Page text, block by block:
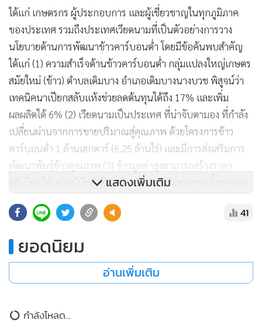
กุลาร้องไห้ ข้าวสังข์หยดพัทลุง) และข้าวพันธุ์พื้นเมือง/ข้าวดอย
ที่มีรสชาติเอกลักษณ์และความหลากหลายทางชีวภาพ
​3. กลุ่มข้าวสุขภาพ รองรับเทรนด์สังคมผู้สูงอายุและคนรัก
สุขภาพ ประกอบด้วย ข้าวโภชนาการสูงและข้าวสี ที่มีสารต้าน
อนุมูลอิสระสูง (เช่น ข้าวไรซ์เบอร์รี่ ข้าวสีนิล) และข้าวเพื่อ
สุขภาพ เช่น ข้าวดัชนีน้ำตาลต่ำ (Low Glycemic index) หรือ
Low GI สำหรับผู้ป่วยเบาหวาน หรือข้าวเติมวิตามิน
การดำเนินงานที่ผ่านมา
สนค. ได้ลงพื้นที่รวบรวมข้อมูลเชิงลึกด้านปัญหาอุปสรรคและ
ศักยภาพในด้านการผลิตและการค้า จากภาคส่วนที่เกี่ยวข้อง
ได้แก่ เกษตรกร ผู้ประกอบการ และผู้เชี่ยวชาญในทุกภูมิภาค
นโยบายด้านการพัฒนาข้าวคาร์บอนต่ำ โดยมีข้อค้นพบสำคัญ
ได้แก่ (1) ความสำเร็จด้านข้าวคาร์บอนต่ำ กลุ่มแปลงใหญ่เกษตร
สมัยใหม่ (ข้าว) ตำบลเดิมบาง อำเภอเดิมบางนางบวช พิสูจน์ว่า
ผลผลิตได้ 6% (2) เวียดนามเป็นประเทศ ที่น่าจับตามอง ที่กำลัง
แสดงเพิ่มเติม
41
ยอดนิยม
อ่านเพิ่มเติม
กำลังโหลด...